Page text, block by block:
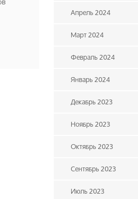
Апрель 2024
Март 2024
Февраль 2024
Январь 2024
Декабрь 2023
Ноябрь 2023
Октябрь 2023
Сентябрь 2023
Июль 2023